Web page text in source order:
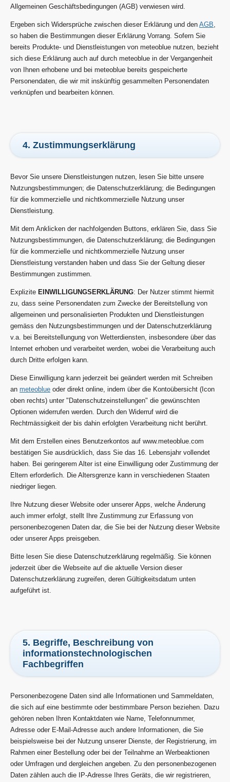
Allgemeinen Geschäftsbedingungen (AGB) verwiesen wird.
Ergeben sich Widersprüche zwischen dieser Erklärung und den AGB,
so haben die Bestimmungen dieser Erklärung Vorrang. Sofern Sie
bereits Produkte- und Dienstleistungen von meteoblue nutzen, bezieht
sich diese Erklärung auch auf durch meteoblue in der Vergangenheit
von Ihnen erhobene und bei meteoblue bereits gespeicherte
Personendaten, die wir mit inskünftig gesammelten Personendaten
verknüpfen und bearbeiten können.
4. Zustimmungserklärung
Bevor Sie unsere Dienstleistungen nutzen, lesen Sie bitte unsere
Nutzungsbestimmungen; die Datenschutzerklärung; die Bedingungen
für die kommerzielle und nichtkommerzielle Nutzung unser
Dienstleistung.
Mit dem Anklicken der nachfolgenden Buttons, erklären Sie, dass Sie
Nutzungsbestimmungen, die Datenschutzerklärung; die Bedingungen
für die kommerzielle und nichtkommerzielle Nutzung unser
Dienstleistung verstanden haben und dass Sie der Geltung dieser
Bestimmungen zustimmen.
Explizite EINWILLIGUNGSERKLÄRUNG: Der Nutzer stimmt hiermit
zu, dass seine Personendaten zum Zwecke der Bereitstellung von
allgemeinen und personalisierten Produkten und Dienstleistungen
gemäss den Nutzungsbestimmungen und der Datenschutzerklärung
v.a. bei Bereitstellungung von Wetterdiensten, insbesondere über das
Internet erhoben und verarbeitet werden, wobei die Verarbeitung auch
durch Dritte erfolgen kann.
Diese Einwilligung kann jederzeit bei geändert werden mit Schreiben
an meteoblue oder direkt online, indem über die Kontoübersicht (Icon
oben rechts) unter "Datenschutzeinstellungen" die gewünschten
Optionen widerrufen werden. Durch den Widerruf wird die
Rechtmässigkeit der bis dahin erfolgten Verarbeitung nicht berührt.
Mit dem Erstellen eines Benutzerkontos auf www.meteoblue.com
bestätigen Sie ausdrücklich, dass Sie das 16. Lebensjahr vollendet
haben. Bei geringerem Alter ist eine Einwilligung oder Zustimmung der
Eltern erforderlich. Die Altersgrenze kann in verschiedenen Staaten
niedriger liegen.
Ihre Nutzung dieser Website oder unserer Apps, welche Änderung
auch immer erfolgt, stellt Ihre Zustimmung zur Erfassung von
personenbezogenen Daten dar, die Sie bei der Nutzung dieser Website
oder unserer Apps preisgeben.
Bitte lesen Sie diese Datenschutzerklärung regelmäßig. Sie können
jederzeit über die Webseite auf die aktuelle Version dieser
Datenschutzerklärung zugreifen, deren Gültigkeitsdatum unten
aufgeführt ist.
5. Begriffe, Beschreibung von
informationstechnologischen
Fachbegriffen
Personenbezogene Daten sind alle Informationen und Sammeldaten,
die sich auf eine bestimmte oder bestimmbare Person beziehen. Dazu
gehören neben Ihren Kontaktdaten wie Name, Telefonnummer,
Adresse oder E-Mail-Adresse auch andere Informationen, die Sie
beispielsweise bei der Nutzung unserer Dienste, der Registrierung, im
Rahmen einer Bestellung oder bei der Teilnahme an Werbeaktionen
oder Umfragen und dergleichen angeben. Zu den personenbezogenen
Daten zählen auch die IP-Adresse Ihres Geräts, die wir registrieren,